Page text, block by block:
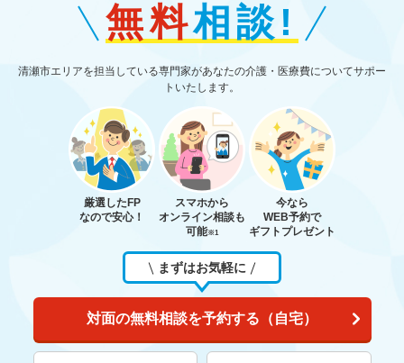
無料相談!
清瀬市エリアを担当している専門家があなたの介護・医療費についてサポー
トいたします。
厳選したFP
なので安心！
スマホから
オンライン相談も
可能※1
今なら
WEB予約で
ギフトプレゼント
まずはお気軽に
対面の無料相談を予約する（自宅）